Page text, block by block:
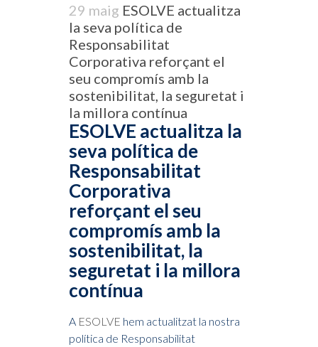
29 maig ESOLVE actualitza
la seva política de
Responsabilitat
Corporativa reforçant el
seu compromís amb la
sostenibilitat, la seguretat i
la millora contínua
ESOLVE actualitza la
seva política de
Responsabilitat
Corporativa
reforçant el seu
compromís amb la
sostenibilitat, la
seguretat i la millora
contínua
A ESOLVE hem actualitzat la nostra
política de Responsabilitat